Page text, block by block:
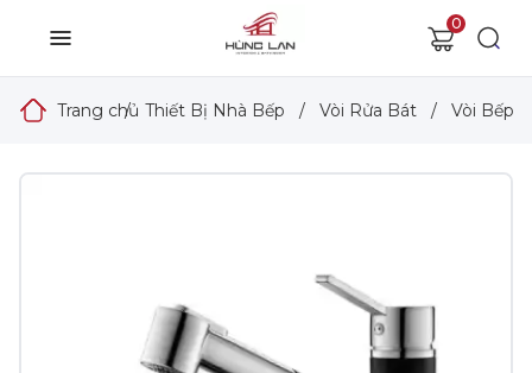
0
Trang chủ
/ Thiết Bị Nhà Bếp / Vòi Rửa Bát / Vòi Bếp